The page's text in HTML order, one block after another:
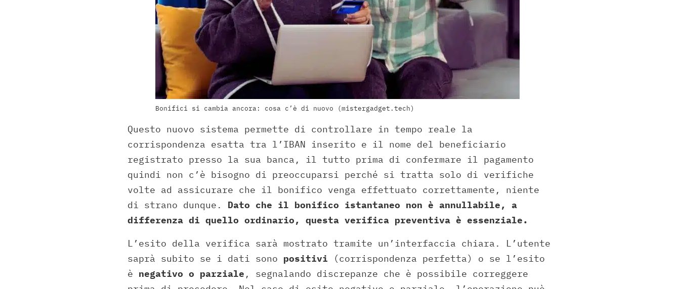
Bonifici si cambia ancora: cosa c’è di nuovo (mistergadget.tech)
Questo nuovo sistema permette di controllare in tempo reale la
corrispondenza esatta tra l’IBAN inserito e il nome del beneficiario
registrato presso la sua banca, il tutto prima di confermare il pagamento
quindi non c’è bisogno di preoccuparsi perché si tratta solo di verifiche
volte ad assicurare che il bonifico venga effettuato correttamente, niente
di strano dunque. Dato che il bonifico istantaneo non è annullabile, a
differenza di quello ordinario, questa verifica preventiva è essenziale.
L’esito della verifica sarà mostrato tramite un’interfaccia chiara. L’utente
saprà subito se i dati sono positivi (corrispondenza perfetta) o se l’esito
è negativo o parziale , segnalando discrepanze che è possibile correggere